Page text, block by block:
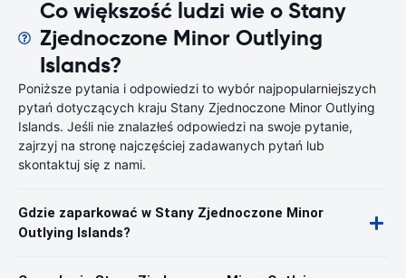
Co większość ludzi wie o Stany
Zjednoczone Minor Outlying
Islands?
Poniższe pytania i odpowiedzi to wybór najpopularniejszych
pytań dotyczących kraju Stany Zjednoczone Minor Outlying
Islands. Jeśli nie znalazłeś odpowiedzi na swoje pytanie,
zajrzyj na stronę najczęściej zadawanych pytań lub
skontaktuj się z nami.
Gdzie zaparkować w Stany Zjednoczone Minor
Outlying Islands?